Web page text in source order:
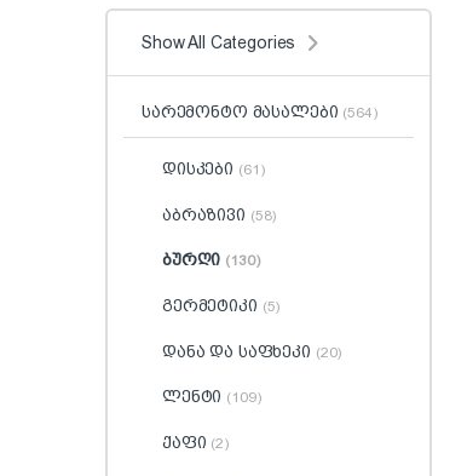
Show All Categories
სარემონტო მასალები (564)
დისკები (61)
აბრაზივი (58)
ბურღი (130)
გერმეტიკი (5)
დანა და საფხეკი (20)
ლენტი (109)
ქაფი (2)